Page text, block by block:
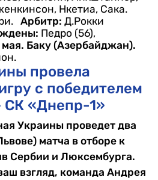
Нкетиа, Сака.
Арбитр: Д.Рокки
Педро (56),
Баку (Азербайджан).
провела
с победителем
СК «Днепр-1»
Украины проведет два
матча в отборе к
Сербии и Люксембурга.
взгляд, команда Андрея